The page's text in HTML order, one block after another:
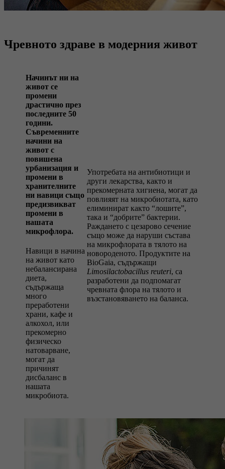
Чревното здраве в модерния живот
Начинът ни на
живот се
промени
драстично през
последните 50
години.
Съвременните
начини на
живот с
повишена
урбанизация и
промени в
хранителните
ни навици също
предизвикват
промени в
нашата
микрофлора.
Навици в начина
на живот като
небалансирана
диета,
съдържаща
много
преработени
храни, кафе и
алкохол, или
прекомерно
физическо
натоварване,
могат да
причинят
дисбаланс в
нашата
микробиота.
Употребата на антибиотици и
други лекарства, както и
прекомерната хигиена, могат да
повлияят на микробиотата, като
елиминират както “лошите”,
така и “добрите” бактерии.
Раждането с цезарово сечение
също може да наруши състава
на микрофлората в тялото на
новороденото. Продуктите на
BioGaia, съдържащи
Limosilactobacillus reuteri, са
разработени да подпомагат
чревната флора на тялото и
възстановяването на баланса.